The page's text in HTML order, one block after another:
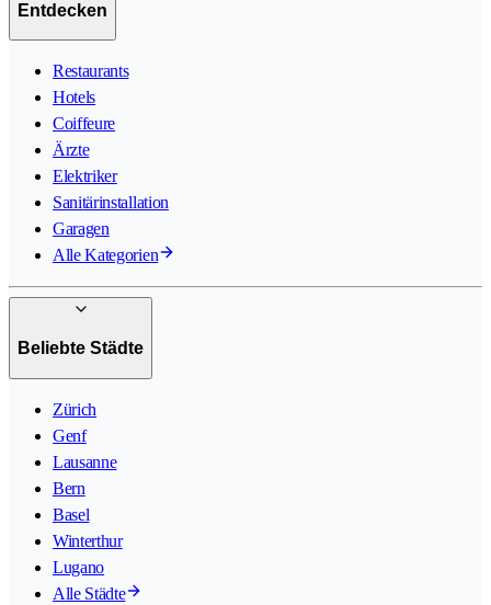
Entdecken
Restaurants
Hotels
Coiffeure
Ärzte
Elektriker
Sanitärinstallation
Garagen
Alle Kategorien
Beliebte Städte
Zürich
Genf
Lausanne
Bern
Basel
Winterthur
Lugano
Alle Städte